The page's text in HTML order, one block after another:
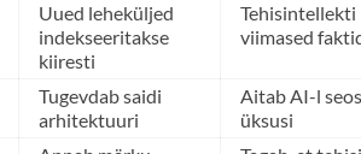
Uued leheküljed
indekseeritakse
kiiresti
viimased
Tugevdab saidi
arhitektuuri
Aitab AI-l
üksusi